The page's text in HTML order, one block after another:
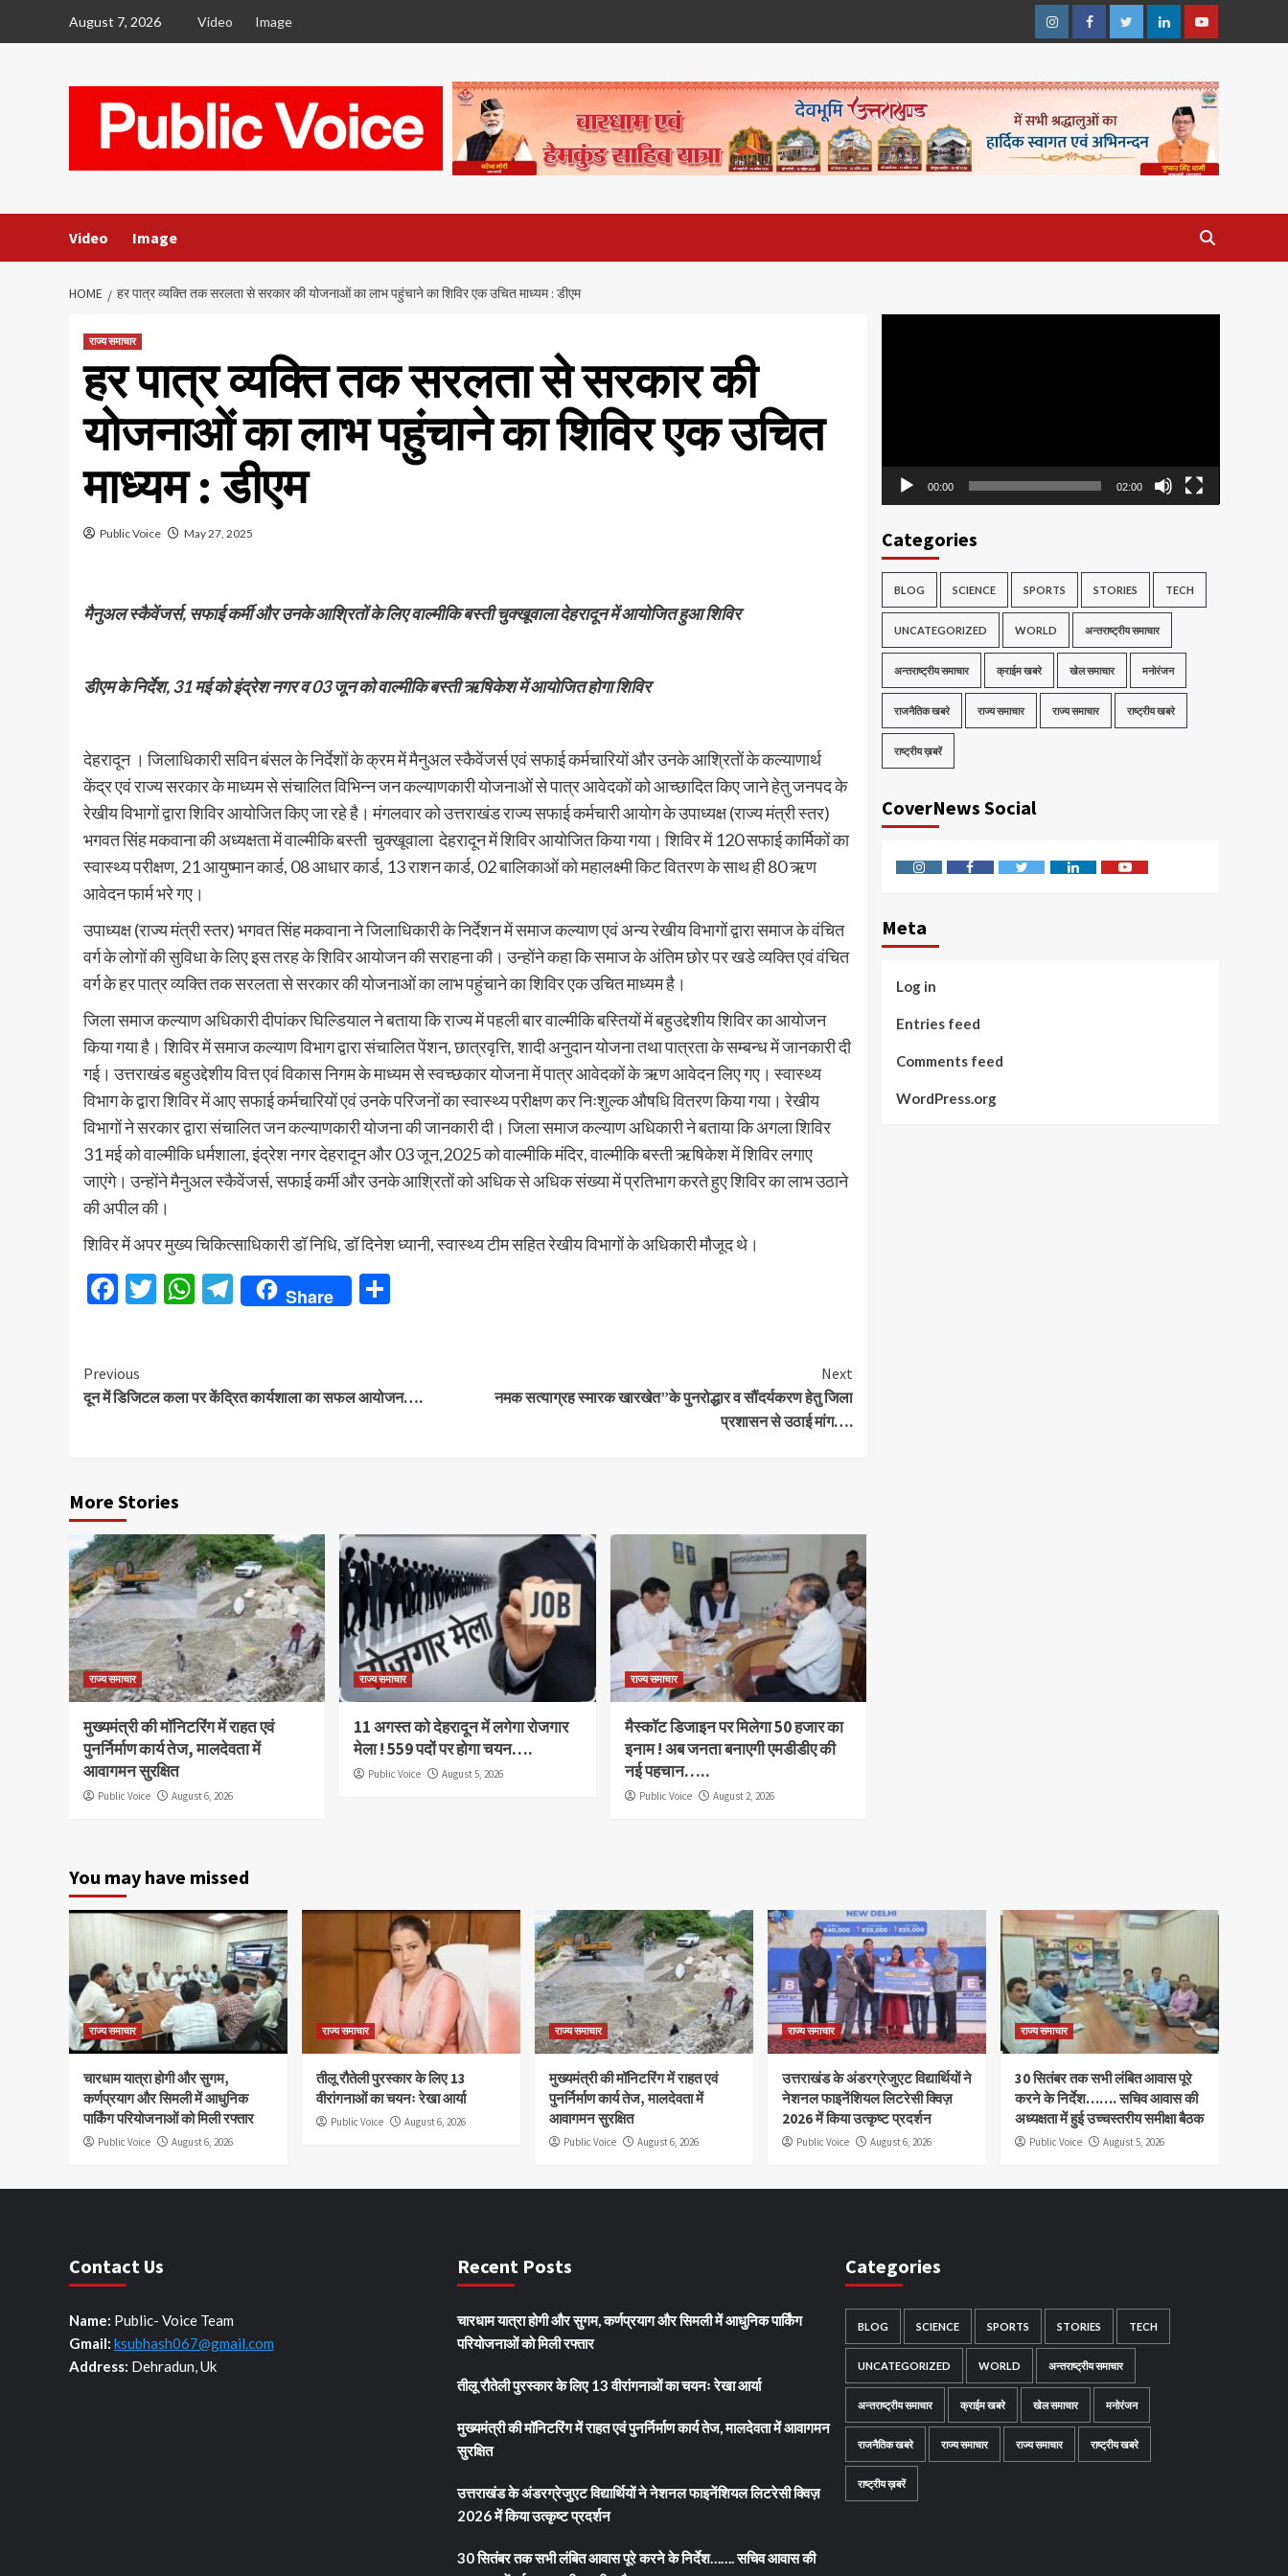
August 7, 2026 Video Image
InstagramFacebookTwitterLinkedinYoutube
Video Image
HOME हर पात्र व्यक्ति तक सरलता से सरकार की योजनाओं का लाभ पहुंचाने का शिविर एक उचित माध्यम : डीएम
राज्य समाचार
हर पात्र व्यक्ति तक सरलता से सरकार की
योजनाओं का लाभ पहुंचाने का शिविर एक उचित
माध्यम : डीएम
Public Voice May 27, 2025
मैनुअल स्कैवेंजर्स, सफाई कर्मी और उनके आश्रितों के लिए वाल्मीकि बस्ती चुक्खूवाला देहरादून में आयोजित हुआ शिविर
डीएम के निर्देश, 31 मई को इंद्रेश नगर व 03 जून को वाल्मीकि बस्ती ऋषिकेश में आयोजित होगा शिविर
देहरादून । जिलाधिकारी सविन बंसल के निर्देशों के क्रम में मैनुअल स्कैवेंजर्स एवं सफाई कर्मचारियों और उनके आश्रितों के कल्याणार्थ
केंद्र एवं राज्य सरकार के माध्यम से संचालित विभिन्न जन कल्याणकारी योजनाओं से पात्र आवेदकों को आच्छादित किए जाने हेतु जनपद के
रेखीय विभागों द्वारा शिविर आयोजित किए जा रहे है। मंगलवार को उत्तराखंड राज्य सफाई कर्मचारी आयोग के उपाध्यक्ष (राज्य मंत्री स्तर)
भगवत सिंह मकवाना की अध्यक्षता में वाल्मीकि बस्ती चुक्खूवाला देहरादून में शिविर आयोजित किया गया। शिविर में 120 सफाई कार्मिकों का
स्वास्थ्य परीक्षण, 21 आयुष्मान कार्ड, 08 आधार कार्ड, 13 राशन कार्ड, 02 बालिकाओं को महालक्ष्मी किट वितरण के साथ ही 80 ऋण
आवेदन फार्म भरे गए।
उपाध्यक्ष (राज्य मंत्री स्तर) भगवत सिंह मकवाना ने जिलाधिकारी के निर्देशन में समाज कल्याण एवं अन्य रेखीय विभागों द्वारा समाज के वंचित
वर्ग के लोगों की सुविधा के लिए इस तरह के शिविर आयोजन की सराहना की। उन्होंने कहा कि समाज के अंतिम छोर पर खडे व्यक्ति एवं वंचित
वर्ग के हर पात्र व्यक्ति तक सरलता से सरकार की योजनाओं का लाभ पहुंचाने का शिविर एक उचित माध्यम है।
जिला समाज कल्याण अधिकारी दीपांकर घिल्डियाल ने बताया कि राज्य में पहली बार वाल्मीकि बस्तियों में बहुउद्देशीय शिविर का आयोजन
किया गया है। शिविर में समाज कल्याण विभाग द्वारा संचालित पेंशन, छात्रवृत्ति, शादी अनुदान योजना तथा पात्रता के सम्बन्ध में जानकारी दी
गई। उत्तराखंड बहुउद्देशीय वित्त एवं विकास निगम के माध्यम से स्वच्छकार योजना में पात्र आवेदकों के ऋण आवेदन लिए गए। स्वास्थ्य
विभाग के द्वारा शिविर में आए सफाई कर्मचारियों एवं उनके परिजनों का स्वास्थ्य परीक्षण कर निःशुल्क औषधि वितरण किया गया। रेखीय
विभागों ने सरकार द्वारा संचालित जन कल्याणकारी योजना की जानकारी दी। जिला समाज कल्याण अधिकारी ने बताया कि अगला शिविर
31 मई को वाल्मीकि धर्मशाला, इंद्रेश नगर देहरादून और 03 जून,2025 को वाल्मीकि मंदिर, वाल्मीकि बस्ती ऋषिकेश में शिविर लगाए
जाएंगे। उन्होंने मैनुअल स्कैवेंजर्स, सफाई कर्मी और उनके आश्रितों को अधिक से अधिक संख्या में प्रतिभाग करते हुए शिविर का लाभ उठाने
की अपील की।
शिविर में अपर मुख्य चिकित्साधिकारी डॉ निधि, डॉ दिनेश ध्यानी, स्वास्थ्य टीम सहित रेखीय विभागों के अधिकारी मौजूद थे।
Facebook
Twitter
WhatsApp
Telegram
Share
Continue
Reading
Previous
दून में डिजिटल कला पर केंद्रित कार्यशाला का सफल आयोजन….
Next
नमक सत्याग्रह स्मारक खारखेत”के पुनरोद्धार व सौंदर्यकरण हेतु जिला
प्रशासन से उठाई मांग….
More Stories
राज्य समाचार
मुख्यमंत्री की मॉनिटरिंग में राहत एवं
पुनर्निर्माण कार्य तेज, मालदेवता में
आवागमन सुरक्षित
Public Voice August 6, 2026
राज्य समाचार
11 अगस्त को देहरादून में लगेगा रोजगार
मेला ! 559 पदों पर होगा चयन….
Public Voice August 5, 2026
राज्य समाचार
मैस्कॉट डिजाइन पर मिलेगा 50 हजार का
इनाम ! अब जनता बनाएगी एमडीडीए की
नई पहचान…..
Public Voice August 2, 2026
00:00 02:00
Categories
BLOG SCIENCE SPORTS STORIES TECH
UNCATEGORIZED WORLD अन्तराष्ट्रीय समाचार
अन्तराष्ट्रीय समाचार क्राईम खबरे खेल समाचार मनोरंजन
राजनैतिक खबरे राज्य समाचार राज्य समाचार राष्ट्रीय खबरे
राष्ट्रीय ख़बरें
CoverNews Social
InstagramFacebookTwitter LinkedinYoutube
Meta
Log in
Entries feed
Comments feed
WordPress.org
You may have missed
राज्य समाचार
चारधाम यात्रा होगी और सुगम,
कर्णप्रयाग और सिमली में आधुनिक
पार्किंग परियोजनाओं को मिली रफ्तार
Public Voice August 6, 2026
राज्य समाचार
तीलू रौतेली पुरस्कार के लिए 13
वीरांगनाओं का चयनः रेखा आर्या
Public Voice August 6, 2026
राज्य समाचार
मुख्यमंत्री की मॉनिटरिंग में राहत एवं
पुनर्निर्माण कार्य तेज, मालदेवता में
आवागमन सुरक्षित
Public Voice August 6, 2026
राज्य समाचार
उत्तराखंड के अंडरग्रेजुएट विद्यार्थियों ने
नेशनल फाइनेंशियल लिटरेसी क्विज़
2026 में किया उत्कृष्ट प्रदर्शन
Public Voice August 6, 2026
राज्य समाचार
30 सितंबर तक सभी लंबित आवास पूरे
करने के निर्देश……. सचिव आवास की
अध्यक्षता में हुई उच्चस्तरीय समीक्षा बैठक
Public Voice August 5, 2026
Contact Us
Name: Public- Voice Team
Gmail: ksubhash067@gmail.com
Address: Dehradun, Uk
Recent Posts
चारधाम यात्रा होगी और सुगम, कर्णप्रयाग और सिमली में आधुनिक पार्किंग
परियोजनाओं को मिली रफ्तार
तीलू रौतेली पुरस्कार के लिए 13 वीरांगनाओं का चयनः रेखा आर्या
मुख्यमंत्री की मॉनिटरिंग में राहत एवं पुनर्निर्माण कार्य तेज, मालदेवता में आवागमन
सुरक्षित
उत्तराखंड के अंडरग्रेजुएट विद्यार्थियों ने नेशनल फाइनेंशियल लिटरेसी क्विज़
2026 में किया उत्कृष्ट प्रदर्शन
30 सितंबर तक सभी लंबित आवास पूरे करने के निर्देश……. सचिव आवास की
Categories
BLOG SCIENCE SPORTS STORIES TECH
UNCATEGORIZED WORLD अन्तराष्ट्रीय समाचार
अन्तराष्ट्रीय समाचार क्राईम खबरे खेल समाचार मनोरंजन
राजनैतिक खबरे राज्य समाचार राज्य समाचार राष्ट्रीय खबरे
राष्ट्रीय ख़बरें